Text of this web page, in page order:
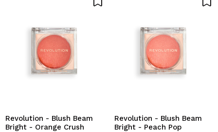
Revolution - Blush Beam
Bright - Orange Crush
Revolution - Blush Beam
Bright - Peach Pop